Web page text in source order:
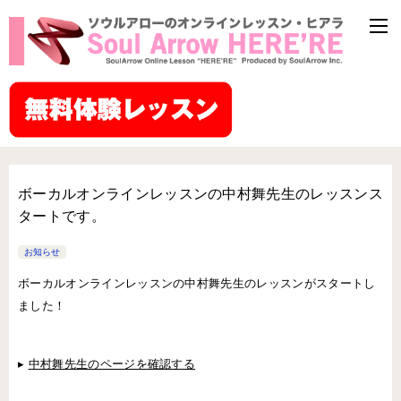
ボーカルオンラインレッスンの中村舞先生のレッスンス
タートです。
お知らせ
ボーカルオンラインレッスンの中村舞先生のレッスンがスタートし
ました！
▸ 中村舞先生のページを確認する